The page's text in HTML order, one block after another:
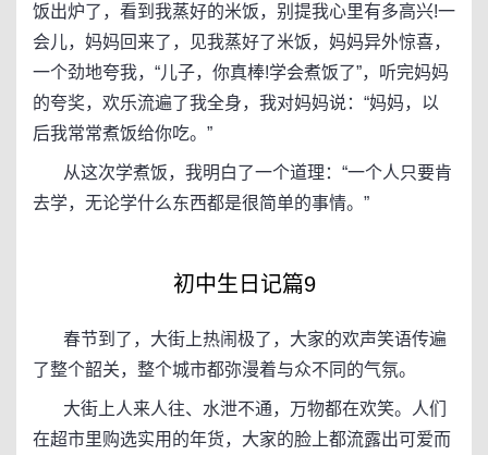
饭出炉了，看到我蒸好的米饭，别提我心里有多高兴!一
会儿，妈妈回来了，见我蒸好了米饭，妈妈异外惊喜，
一个劲地夸我，“儿子，你真棒!学会煮饭了”，听完妈妈
的夸奖，欢乐流遍了我全身，我对妈妈说：“妈妈，以
后我常常煮饭给你吃。”
从这次学煮饭，我明白了一个道理：“一个人只要肯
去学，无论学什么东西都是很简单的事情。”
初中生日记篇9
春节到了，大街上热闹极了，大家的欢声笑语传遍
了整个韶关，整个城市都弥漫着与众不同的气氛。
大街上人来人往、水泄不通，万物都在欢笑。人们
在超市里购选实用的年货，大家的脸上都流露出可爱而